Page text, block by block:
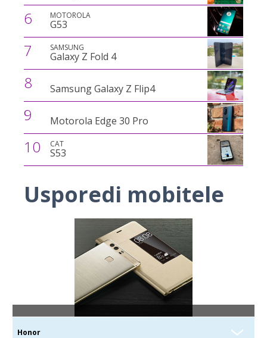
6 MOTOROLA
G53
7 SAMSUNG
Galaxy Z Fold 4
8 Samsung Galaxy Z Flip4
9 Motorola Edge 30 Pro
10 CAT
S53
Usporedi mobitele